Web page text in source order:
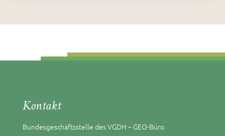
Kontakt
Bundesgeschäftsstelle des VGDH – GEO-Büro